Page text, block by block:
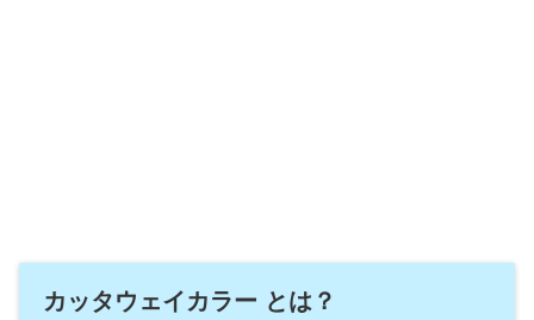
カッタウェイカラー とは？